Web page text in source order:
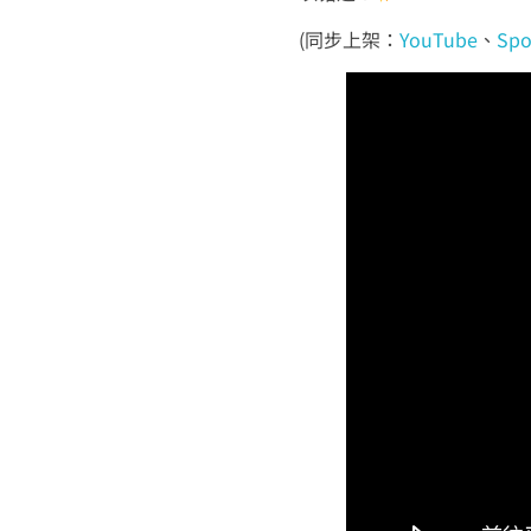
(同步上架： YouTube 、